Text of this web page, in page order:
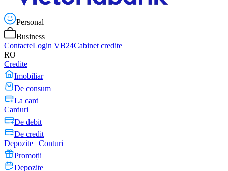
Personal
Business
ContacteLogin VB24Cabinet credite
RO
Credite
Imobiliar
De consum
La card
Carduri
De debit
De credit
Depozite | Conturi
Promoții
Depozite